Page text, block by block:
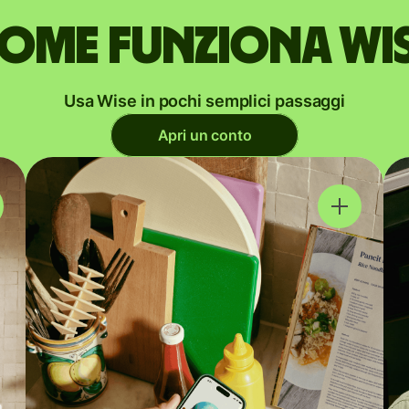
funziona
Usa Wise in pochi semplici passaggi
Apri un conto